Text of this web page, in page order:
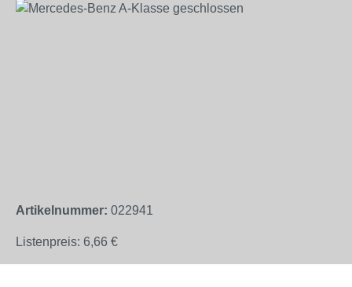
Bildergalerie überspringen
Artikelnummer: 022941
Listenpreis: 6,66 €